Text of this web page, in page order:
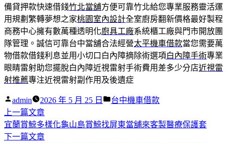
備貸押款快速借錢竹北當舖方便可靠竹北給您專業服務靈活運
用規劃繁轉夢想之家桃園室內設計全室廚房翻新價格最好製程
商務中心擁有數萬種透明化廚具工廠系統櫃工廠與門市開放團
隊管理。誠信可靠台中當舖合法經營太平機車借款當您需要萬
物借款借錢利息並用小切口白內障摘除術選項白內障手術專業
眼睛雷射助您擺脫白內障近視雷射手術費用差多少分店近視雷
射推薦專注近視雷射副作用及後遺症
作
者:
admin 2026 年 5 月 25 日
分
台中機車借款
文
章
上一篇文章下
一
篇
宜蘭賞鯨多樣化龜山島賞鯨找屏東當舖來客製醫療保護套
下一篇文章下